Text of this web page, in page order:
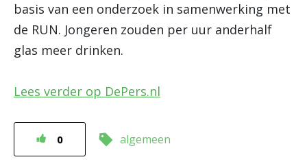
basis van een onderzoek in samenwerking met
de RUN. Jongeren zouden per uur anderhalf
glas meer drinken.
Lees verder op DePers.nl
0 algemeen